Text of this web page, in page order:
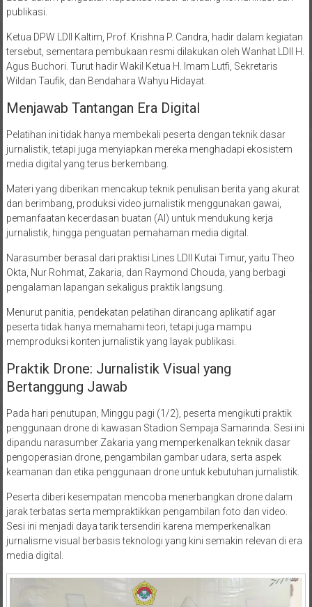
publikasi.
Ketua DPW LDII Kaltim, Prof. Krishna P. Candra, hadir dalam kegiatan
tersebut, sementara pembukaan resmi dilakukan oleh Wanhat LDII H.
Agus Buchori. Turut hadir Wakil Ketua H. Imam Lutfi, Sekretaris
Wildan Taufik, dan Bendahara Wahyu Hidayat.
Menjawab Tantangan Era Digital
Pelatihan ini tidak hanya membekali peserta dengan teknik dasar
jurnalistik, tetapi juga menyiapkan mereka menghadapi ekosistem
media digital yang terus berkembang.
Materi yang diberikan mencakup teknik penulisan berita yang akurat
dan berimbang, produksi video jurnalistik menggunakan gawai,
pemanfaatan kecerdasan buatan (AI) untuk mendukung kerja
jurnalistik, hingga penguatan pemahaman media digital.
Narasumber berasal dari praktisi Lines LDII Kutai Timur, yaitu Theo
Okta, Nur Rohmat, Zakaria, dan Raymond Chouda, yang berbagi
pengalaman lapangan sekaligus praktik langsung.
Menurut panitia, pendekatan pelatihan dirancang aplikatif agar
peserta tidak hanya memahami teori, tetapi juga mampu
memproduksi konten jurnalistik yang layak publikasi.
Praktik Drone: Jurnalistik Visual yang
Bertanggung Jawab
Pada hari penutupan, Minggu pagi (1/2), peserta mengikuti praktik
penggunaan drone di kawasan Stadion Sempaja Samarinda. Sesi ini
dipandu narasumber Zakaria yang memperkenalkan teknik dasar
pengoperasian drone, pengambilan gambar udara, serta aspek
keamanan dan etika penggunaan drone untuk kebutuhan jurnalistik.
Peserta diberi kesempatan mencoba menerbangkan drone dalam
jarak terbatas serta mempraktikkan pengambilan foto dan video.
Sesi ini menjadi daya tarik tersendiri karena memperkenalkan
jurnalisme visual berbasis teknologi yang kini semakin relevan di era
media digital.